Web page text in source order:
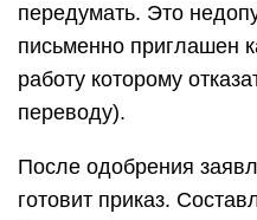
передумать. Это
письменно приглашен
работу которому
переводу).
После одобрения
готовит приказ.